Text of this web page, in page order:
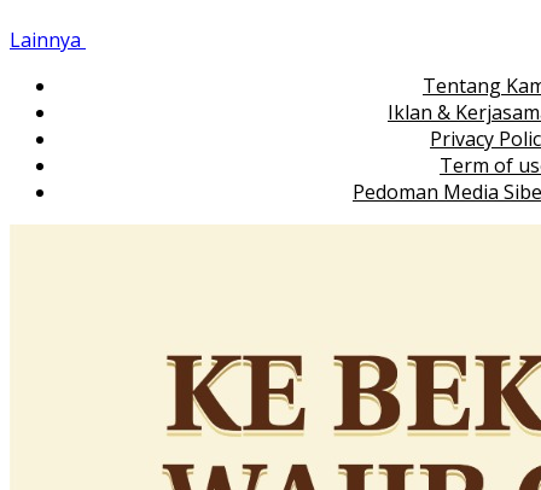
Lainnya
Tentang
Iklan &
Privacy
Term of
Pedoman Media